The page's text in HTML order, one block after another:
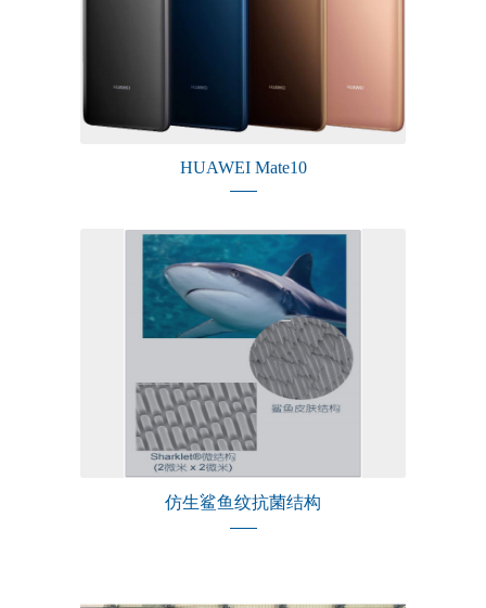
HUAWEI Mate10
仿生鲨鱼纹抗菌结构